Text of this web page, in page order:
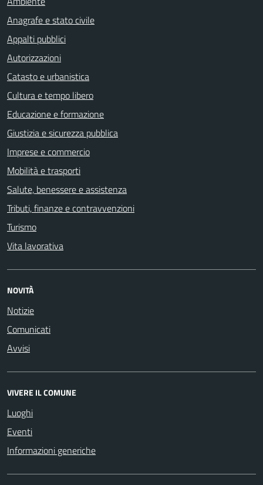
Anagrafe e stato civile
Appalti pubblici
Autorizzazioni
Catasto e urbanistica
Cultura e tempo libero
Educazione e formazione
Giustizia e sicurezza pubblica
Imprese e commercio
Mobilità e trasporti
Salute, benessere e assistenza
Tributi, finanze e contravvenzioni
Turismo
Vita lavorativa
NOVITÀ
Notizie
Comunicati
Avvisi
VIVERE IL COMUNE
Luoghi
Eventi
Informazioni generiche